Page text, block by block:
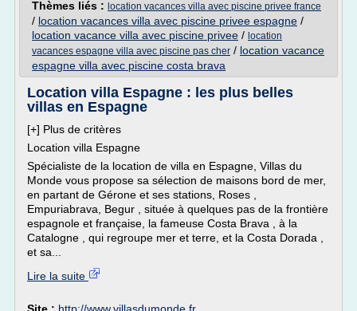
Thèmes liés : location vacances villa avec piscine privee france
/ location vacances villa avec piscine privee espagne /
location vacance villa avec piscine privee / location
vacances espagne villa avec piscine pas cher / location vacance
espagne villa avec piscine costa brava
Location villa Espagne : les plus belles
villas en Espagne
[+] Plus de critères
Location villa Espagne
Spécialiste de la location de villa en Espagne, Villas du
Monde vous propose sa sélection de maisons bord de mer,
en partant de Gérone et ses stations, Roses ,
Empuriabrava, Begur , située à quelques pas de la frontière
espagnole et française, la fameuse Costa Brava , à la
Catalogne , qui regroupe mer et terre, et la Costa Dorada ,
et sa...
Lire la suite